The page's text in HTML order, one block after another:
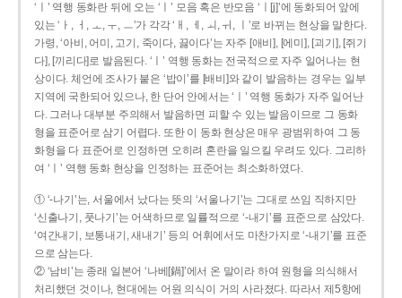
‘ㅣ’ 역행 동화란 뒤에 오는 ‘ㅣ’ 모음 혹은 반모음 ‘ㅣ[j]’에 동화되어 앞에
있는 ‘ㅏ, ㅓ, ㅗ, ㅜ, ㅡ’가 각각 ‘ㅐ, ㅔ, ㅚ, ㅟ, ㅣ’로 바뀌는 현상을 말한다.
가령, ‘아비, 어미, 고기, 죽이다, 끓이다’는 자주 [애비], [에미], [괴기], [쥐기
다], [끼리다]로 발음된다. ‘ㅣ’ 역행 동화는 전국적으로 자주 일어나는 현
상이다. 체언에 조사가 붙은 ‘밥이’를 [배비]와 같이 발음하는 경우는 일부
지역에 국한되어 있으나, 한 단어 안에서는 ‘ㅣ’ 역행 동화가 자주 일어난
다. 그러나 대부분 주의해서 발음하면 피할 수 있는 발음이므로 그 동화
형을 표준어로 삼기 어렵다. 또한 이 동화 현상은 매우 광범위하여 그 동
화형을 다 표준어로 인정하면 오히려 혼란을 일으킬 우려도 있다. 그리하
여 ‘ㅣ’ 역행 동화 현상을 인정하는 표준어는 최소화하였다.
① ‘-나기’는, 서울에서 났다는 뜻의 ‘서울나기’는 그대로 쓰임 직하지만
‘신출나기, 풋나기’는 어색하므로 일률적으로 ‘-내기’를 표준으로 삼았다.
‘여간내기, 보통내기, 새내기’ 등의 어휘에서도 마찬가지로 ‘-내기’를 표준
으로 삼는다.
② ‘남비’는 종래 일본어 ‘나베[鍋]’에서 온 말이라 하여 원형을 의식해서
처리했던 것이나, 현대에는 어원 의식이 거의 사라졌다. 따라서 제5항에